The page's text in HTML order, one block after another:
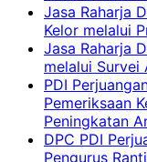
Jasa Raharja
Kelor melalui
Jasa Raharja
melalui Survei
PDI
Pemeriksaan
Peningkatan
DPC PDI
Pengurus